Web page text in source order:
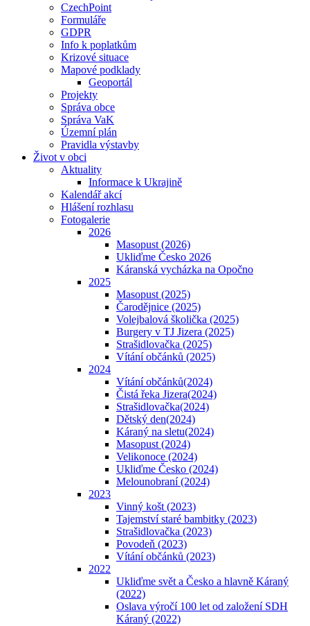
CzechPoint
Formuláře
GDPR
Info k poplatkům
Krizové situace
Mapové podklady
Geoportál
Projekty
Správa obce
Správa VaK
Územní plán
Pravidla výstavby
Život v obci
Aktuality
Informace k Ukrajině
Kalendář akcí
Hlášení rozhlasu
Fotogalerie
2026
Masopust (2026)
Ukliďme Česko 2026
Káranská vycházka na Opočno
2025
Masopust (2025)
Čarodějnice (2025)
Volejbalová školička (2025)
Burgery v TJ Jizera (2025)
Strašidlovačka (2025)
Vítání občánků (2025)
2024
Vítání občánků(2024)
Čistá řeka Jizera(2024)
Strašidlovačka(2024)
Dětský den(2024)
Káraný na sletu(2024)
Masopust (2024)
Velikonoce (2024)
Ukliďme Česko (2024)
Melounobraní (2024)
2023
Vinný košt (2023)
Tajemství staré bambitky (2023)
Strašidlovačka (2023)
Povodeň (2023)
Vítání občánků (2023)
2022
Ukliďme svět a Česko a hlavně Káraný
(2022)
Oslava výročí 100 let od založení SDH
Káraný (2022)